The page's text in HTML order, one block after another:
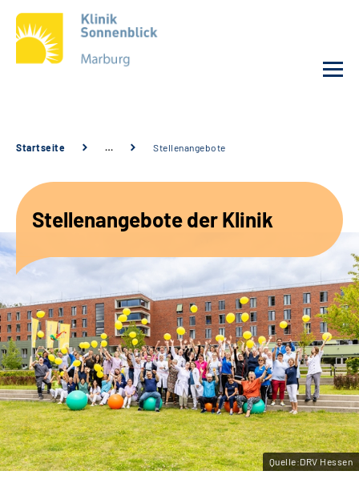
Service
Karriere
Sozialdienste & Zuweisende
Suche
Leichte Sprache
Gebärdensprache
Startseite … Stellenangebote
Stellenangebote der Klinik
Quelle:DRV Hessen